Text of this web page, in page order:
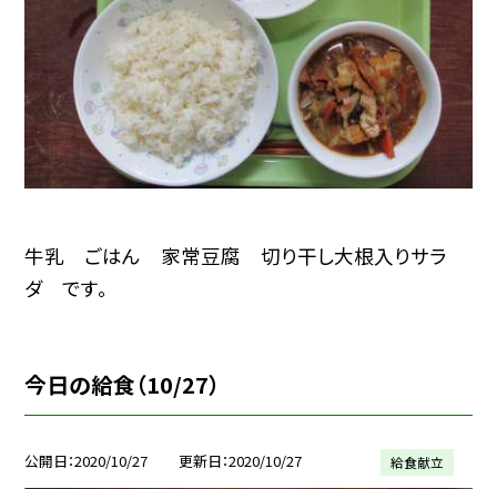
牛乳 ごはん 家常豆腐 切り干し大根入りサラ
ダ です。
今日の給食（10/27）
公開日 2020/10/27 更新日 2020/10/27 給食献立